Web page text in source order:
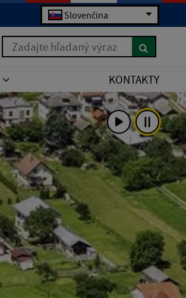
Slovenčina
Zadajte hľadaný výraz
KONTAKTY